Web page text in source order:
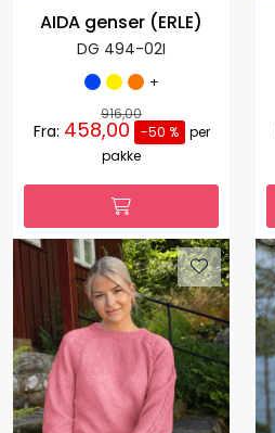
AIDA genser (ERLE)
DG 494-02I
+
916,00
Fra: 458,00 -50 %
per
pakke